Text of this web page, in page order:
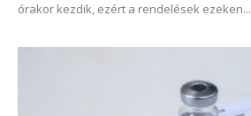
órakor kezdik, ezért a rendelések ezeken...